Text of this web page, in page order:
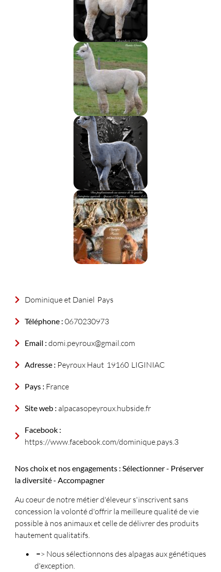
Dominique et Daniel Pays
Téléphone : 0670230973
Email : domi.peyroux@gmail.com
Adresse : Peyroux Haut 19160 LIGINIAC
Pays : France
Site web : alpacasopeyroux.hubside.fr
Facebook :
https://www.facebook.com/dominique.pays.3
Nos choix et nos engagements : Sélectionner - Préserver
la diversité - Accompagner
Au coeur de notre métier d'éleveur s'inscrivent sans
concession la volonté d'offrir la meilleure qualité de vie
possible à nos animaux et celle de délivrer des produits
hautement qualitatifs.
=> Nous sélectionnons des alpagas aux génétiques
d'exception.